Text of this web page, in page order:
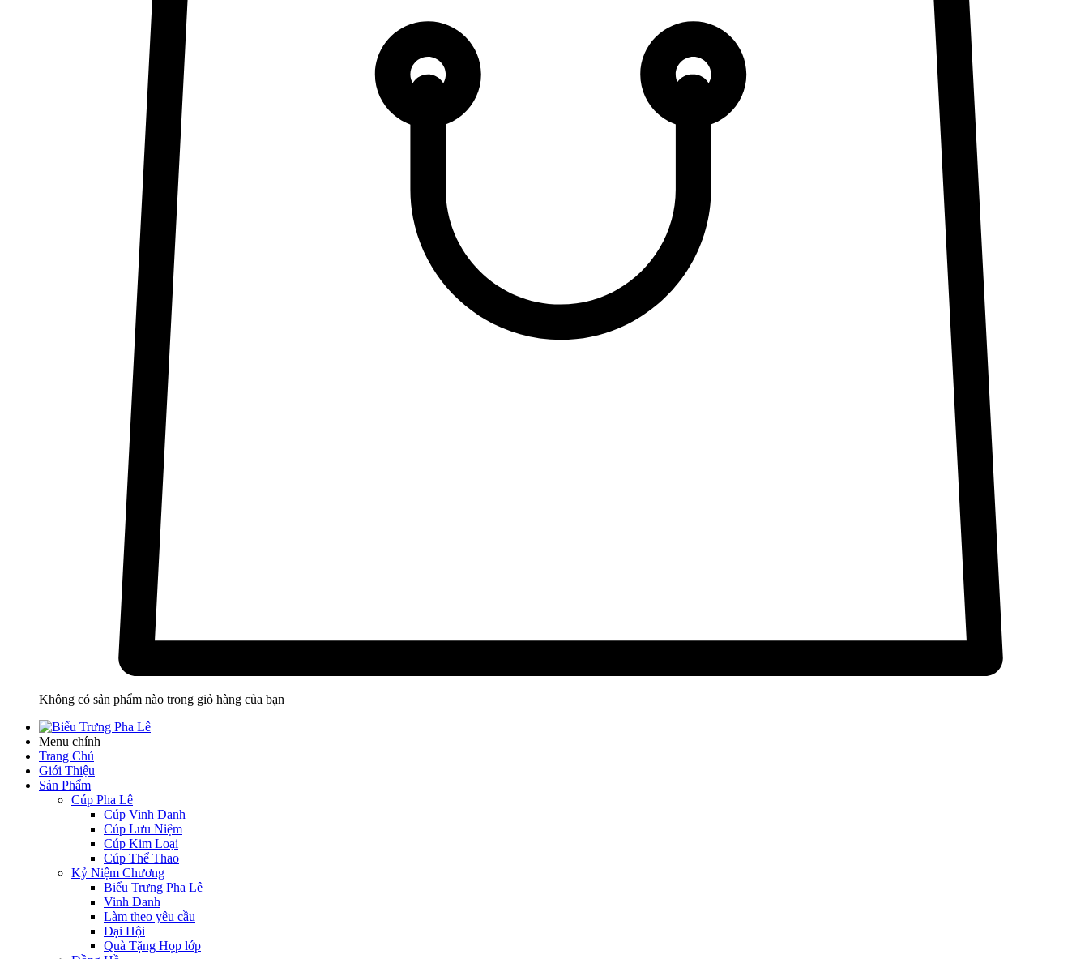
Không có sản phẩm nào trong giỏ hàng của bạn
Menu chính
Trang Chủ
Giới Thiệu
Sản Phẩm
Cúp Pha Lê
Cúp Vinh Danh
Cúp Lưu Niệm
Cúp Kim Loại
Cúp Thể Thao
Kỷ Niệm Chương
Biểu Trưng Pha Lê
Vinh Danh
Làm theo yêu cầu
Đại Hội
Quà Tặng Họp lớp